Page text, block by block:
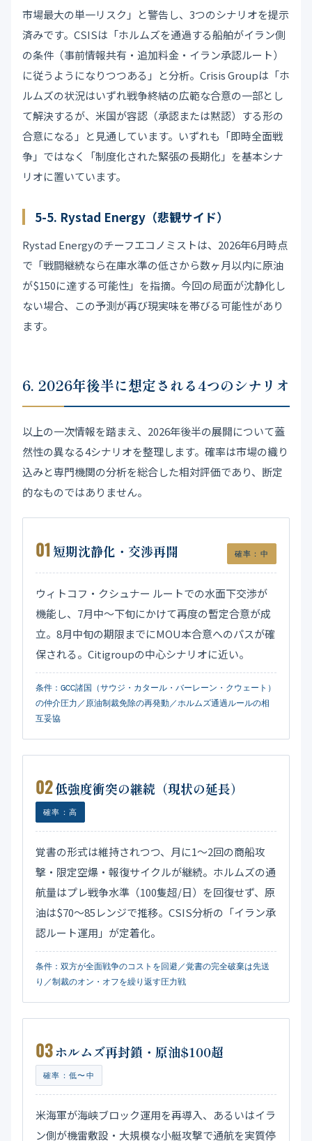
市場最大の単一リスク」と警告し、3つのシナリオを提示
済みです。CSISは「ホルムズを通過する船舶がイラン側
の条件（事前情報共有・追加料金・イラン承認ルート）
に従うようになりつつある」と分析。Crisis Groupは「ホ
ルムズの状況はいずれ戦争終結の広範な合意の一部とし
て解決するが、米国が容認（承認または黙認）する形の
合意になる」と見通しています。いずれも「即時全面戦
争」ではなく「制度化された緊張の長期化」を基本シナ
リオに置いています。
5-5. Rystad Energy（悲観サイド）
Rystad Energyのチーフエコノミストは、2026年6月時点
で「戦闘継続なら在庫水準の低さから数ヶ月以内に原油
が$150に達する可能性」を指摘。今回の局面が沈静化し
ない場合、この予測が再び現実味を帯びる可能性があり
ます。
6. 2026年後半に想定される4つのシナリオ
以上の一次情報を踏まえ、2026年後半の展開について蓋
然性の異なる4シナリオを整理します。確率は市場の織り
込みと専門機関の分析を総合した相対評価であり、断定
的なものではありません。
01短期沈静化・交渉再開 確率：中
ウィトコフ・クシュナー ルートでの水面下交渉が
機能し、7月中〜下旬にかけて再度の暫定合意が成
立。8月中旬の期限までにMOU本合意へのパスが確
保される。Citigroupの中心シナリオに近い。
条件：GCC諸国（サウジ・カタール・バーレーン・クウェート）
の仲介圧力／原油制裁免除の再発動／ホルムズ通過ルールの相
互妥協
02低強度衝突の継続（現状の延長）
確率：高
覚書の形式は維持されつつ、月に1〜2回の商船攻
撃・限定空爆・報復サイクルが継続。ホルムズの通
航量はプレ戦争水準（100隻超/日）を回復せず、原
油は$70〜85レンジで推移。CSIS分析の「イラン承
認ルート運用」が定着化。
条件：双方が全面戦争のコストを回避／覚書の完全破棄は先送
り／制裁のオン・オフを繰り返す圧力戦
03ホルムズ再封鎖・原油$100超
確率：低〜中
米海軍が海峡ブロック運用を再導入、あるいはイラ
ン側が機雷敷設・大規模な小艇攻撃で通航を実質停